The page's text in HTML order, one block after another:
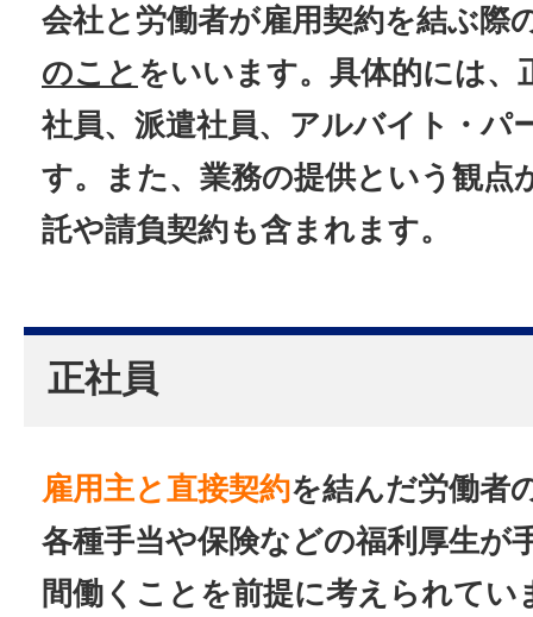
会社と労働者が雇用契約を結ぶ際
のこと をいいます。具体的には、
社員、派遣社員、アルバイト・パ
す。また、業務の提供という観点
託や請負契約も含まれます。
正社員
雇用主と直接契約を結んだ労働者
各種手当や保険などの福利厚生が
間働くことを前提に考えられてい